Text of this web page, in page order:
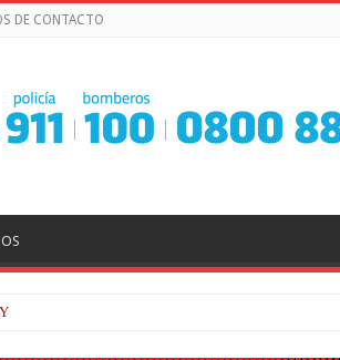
DE CONTACTO
DESDE EL 16° LUGAR